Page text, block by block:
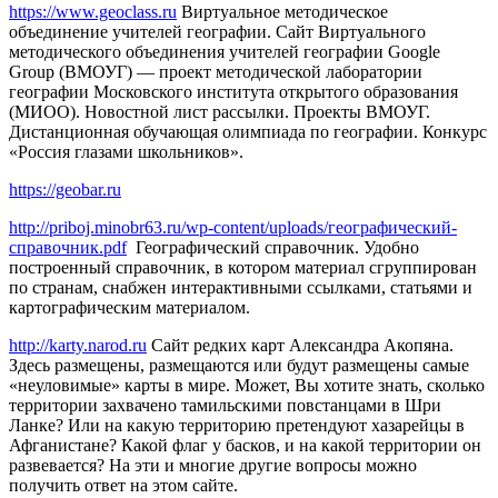
https://www.geoclass.ru Виртуальное методическое
объединение учителей географии. Сайт Виртуального
методического объединения учителей географии Google
Group (ВМОУГ) — проект методической лаборатории
географии Московского института открытого образования
(МИОО). Новостной лист рассылки. Проекты ВМОУГ.
Дистанционная обучающая олимпиада по географии. Конкурс
«Россия глазами школьников».
https://geobar.ru
http://priboj.minobr63.ru/wp-content/uploads/географический-
справочник.pdfГеографический справочник. Удобно
построенный справочник, в котором материал сгруппирован
по странам, снабжен интерактивными ссылками, статьями и
картографическим материалом.
http://karty.narod.ru Сайт редких карт Александра Акопяна.
Здесь размещены, размещаются или будут размещены самые
«неуловимые» карты в мире. Может, Вы хотите знать, сколько
территории захвачено тамильскими повстанцами в Шри
Ланке? Или на какую территорию претендуют хазарейцы в
Афганистане? Какой флаг у басков, и на какой территории он
развевается? На эти и многие другие вопросы можно
получить ответ на этом сайте.